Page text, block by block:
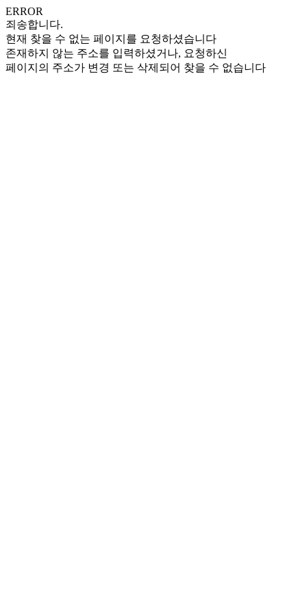
ERROR
죄송합니다.
현재 찾을 수 없는 페이지를 요청하셨습니다
존재하지 않는 주소를 입력하셨거나, 요청하신
페이지의 주소가 변경 또는 삭제되어 찾을 수 없습니다